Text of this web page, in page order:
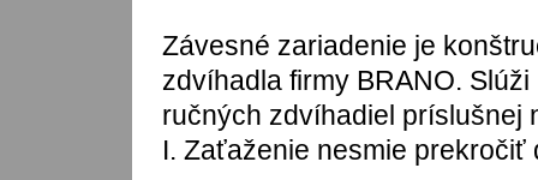
Závesné zariadenie je
zdvíhadla firmy BRANO.
ručných zdvíhadiel príslušnej
I. Zaťaženie nesmie